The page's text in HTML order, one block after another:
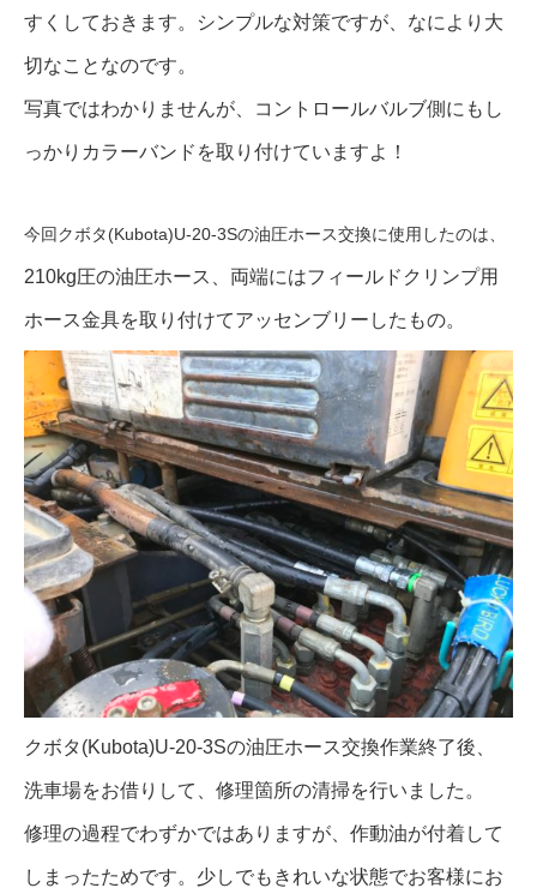
すくしておきます。シンプルな対策ですが、なにより大
切なことなのです。
写真ではわかりませんが、コントロールバルブ側にもし
っかりカラーバンドを取り付けていますよ！
今回クボタ(Kubota)U-20-3Sの油圧ホース交換に使用したのは、
210kg圧の油圧ホース、両端にはフィールドクリンプ用
ホース金具を取り付けてアッセンブリーしたもの。
クボタ(Kubota)U-20-3Sの油圧ホース交換作業終了後、
洗車場をお借りして、修理箇所の清掃を行いました。
修理の過程でわずかではありますが、作動油が付着して
しまったためです。少しでもきれいな状態でお客様にお